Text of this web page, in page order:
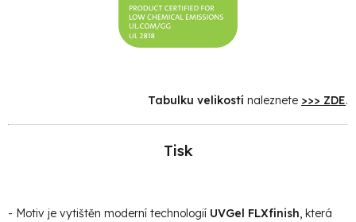
Tabulku velikostí naleznete >>> ZDE.
Tisk
- Motiv je vytištěn moderní technologií UVGel FLXfinish, která